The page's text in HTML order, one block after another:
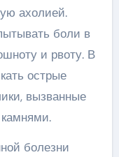
ахолией.
боли в
и рвоту. В
острые
вызванные
болезни